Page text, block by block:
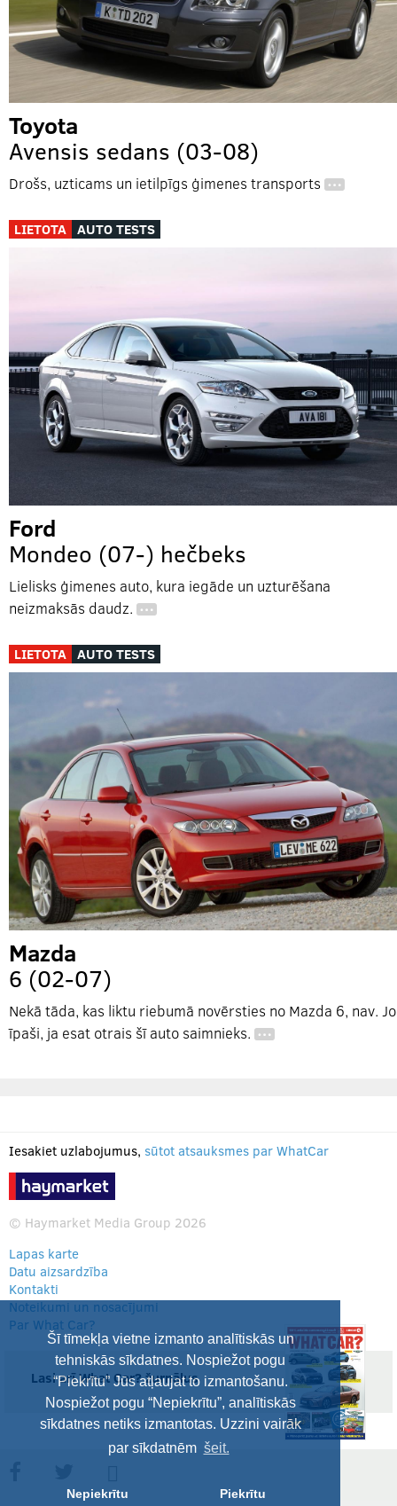
Šī tīmekļa vietne izmanto analītiskās un
tehniskās sīkdatnes. Nospiežot pogu
“Piekrītu” Jūs atļaujat to izmantošanu.
Nospiežot pogu “Nepiekrītu”, analītiskās
sīkdatnes netiks izmantotas. Uzzini vairāk
par sīkdatnēm šeit.
Nepiekrītu Piekrītu
Toyota
Avensis sedans (03-08)
Drošs, uzticams un ietilpīgs ģimenes transports …
LIETOTA AUTO TESTS
Ford
Mondeo (07-) hečbeks
Lielisks ģimenes auto, kura iegāde un uzturēšana
neizmaksās daudz. …
LIETOTA AUTO TESTS
Mazda
6 (02-07)
Nekā tāda, kas liktu riebumā novērsties no Mazda 6, nav. Jo
īpaši, ja esat otrais šī auto saimnieks. …
Iesakiet uzlabojumus, sūtot atsauksmes par WhatCar
© Haymarket Media Group 2026
Lapas karte
Datu aizsardzība
Kontakti
Noteikumi un nosacījumi
Par What Car?
Lasi arī What Car? žurnālus